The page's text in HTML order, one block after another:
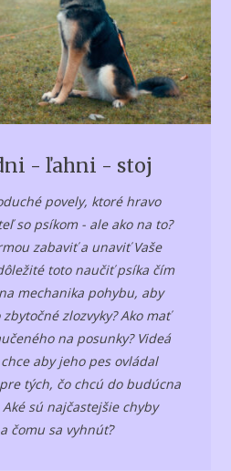
- ľahni - stoj
povely, ktoré hravo
so psíkom - ale ako na to?
zabaviť a unaviť Vaše
toto naučiť psíka čím
mechanika pohybu, aby
zlozvyky? Ako mať
na posunky? Videá
aby jeho pes ovládal
tých, čo chcú do budúcna
sú najčastejšie chyby
čomu sa vyhnúť?